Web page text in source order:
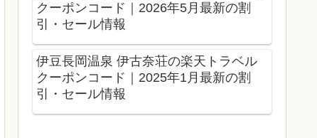
クーポンコード｜2026年5月最新の割
引・セール情報
伊豆長岡温泉 伊古奈荘の楽天トラベル
クーポンコード｜2025年1月最新の割
引・セール情報